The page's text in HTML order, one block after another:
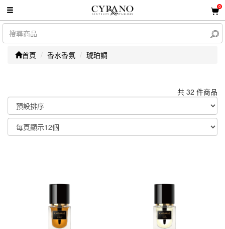
0
首頁 香水香氛 琥珀調
共 32 件商品